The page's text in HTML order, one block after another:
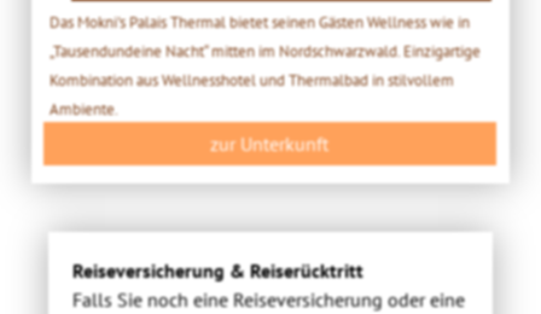
Das Mokni's Palais Thermal bietet seinen Gästen Wellness wie in
„Tausendundeine Nacht“ mitten im Nordschwarzwald. Einzigartige
Kombination aus Wellnesshotel und Thermalbad in stilvollem
Ambiente.
zur Unterkunft
Reiseversicherung & Reiserücktritt
Falls Sie noch eine Reiseversicherung oder eine